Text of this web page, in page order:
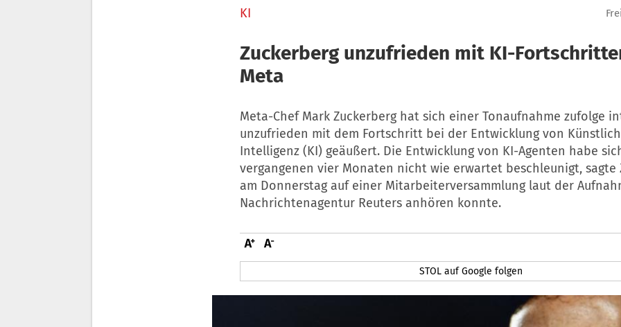
KI
Zuckerberg unzufrieden mit KI-
Meta
Meta-Chef Mark Zuckerberg hat sich einer Tonaufnahme zufolge
unzufrieden mit dem Fortschritt bei der Entwicklung von
Intelligenz (KI) geäußert. Die Entwicklung von KI-Agenten habe
vergangenen vier Monaten nicht wie erwartet beschleunigt, sagte
am Donnerstag auf einer Mitarbeiterversammlung laut der
Nachrichtenagentur Reuters anhören konnte.
STOL auf Google folgen